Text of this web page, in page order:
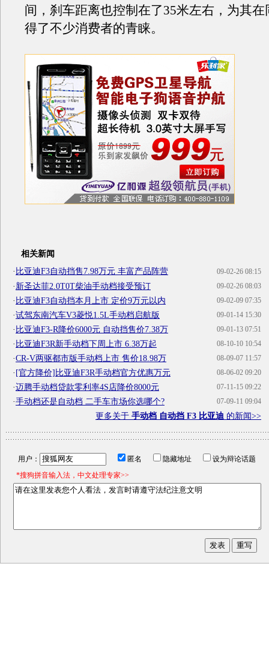
间，刹车距离也控制在了35米左右，为其
得了不少消费者的青睐。
相关新闻
09-02-26 08:15
· 比亚迪F3自动挡售7.98万元 丰富产品阵营
09-02-26 08:03
·新圣达菲2.0T0T柴油手动档接受预订
09-02-09 07:35
· 比亚迪F3自动挡本月上市 定价9万元以内
09-01-14 15:30
·试驾东南汽车V3菱悦1.5L手动档启航版
09-01-13 07:51
· 比亚迪F3-R降价6000元 自动挡售价7.38万
08-10-10 10:54
· 比亚迪F3R新手动档下周上市 6.38万起
08-09-07 11:57
·CR-V两驱都市版手动档上市 售价18.98万
08-06-02 09:20
·[官方降价]比亚迪F3R手动档官方优惠万元
07-11-15 09:22
·迈腾手动档贷款零利率4S店降价8000元
07-09-11 09:04
·手动档还是自动档 二手车市场你选哪个?
更多关于 手动档 自动挡 F3 比亚迪 的新闻>>
用户： 匿名 隐藏地址
设为辩论话题
*搜狗拼音输入法，中文处理专家>>